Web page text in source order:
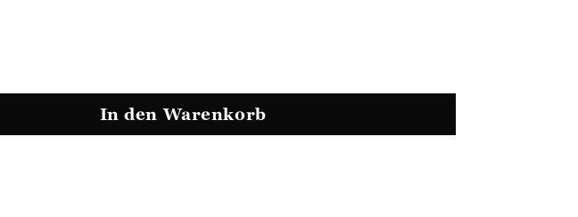
3. VS (Lernen mit TEO & TIA) Menge
In den Warenkorb